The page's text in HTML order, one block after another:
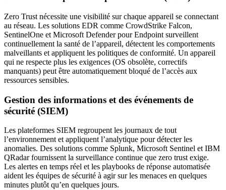
Zero Trust nécessite une visibilité sur chaque appareil se connectant
au réseau. Les solutions EDR comme CrowdStrike Falcon,
SentinelOne et Microsoft Defender pour Endpoint surveillent
continuellement la santé de l’appareil, détectent les comportements
malveillants et appliquent les politiques de conformité. Un appareil
qui ne respecte plus les exigences (OS obsolète, correctifs
manquants) peut être automatiquement bloqué de l’accès aux
ressources sensibles.
Gestion des informations et des événements de
sécurité (SIEM)
Les plateformes SIEM regroupent les journaux de tout
l’environnement et appliquent l’analytique pour détecter les
anomalies. Des solutions comme Splunk, Microsoft Sentinel et IBM
QRadar fournissent la surveillance continue que zero trust exige.
Les alertes en temps réel et les playbooks de réponse automatisée
aident les équipes de sécurité à agir sur les menaces en quelques
minutes plutôt qu’en quelques jours.